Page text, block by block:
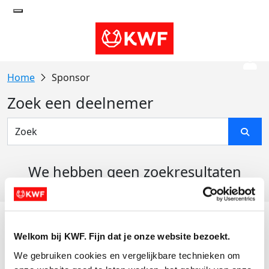
Welkom bij KWF. Fijn dat je onze website bezoekt.
We gebruiken cookies en vergelijkbare technieken om
Sponsor
Zoek een deelnemer
We hebben geen zoekresultaten
Actiematerialen
Evenementen